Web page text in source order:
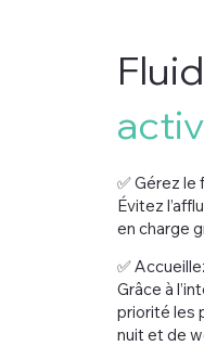
✅ Gérez
Évitez
en charge
✅
Grâce à
priorité les
nuit et de